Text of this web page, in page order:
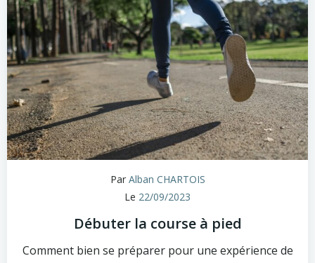
Par Alban CHARTOIS
Le 22/09/2023
Débuter la course à pied
Comment bien se préparer pour une expérience de